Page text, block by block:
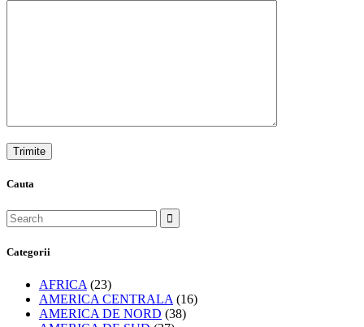
Cauta
Categorii
AFRICA (23)
AMERICA CENTRALA (16)
AMERICA DE NORD (38)